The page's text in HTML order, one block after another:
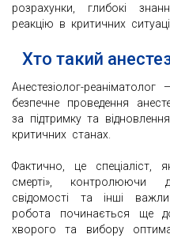
розрахунки, глибокі
реакцію в критичних
Хто такий
Анестезіолог-
безпечне проведення
за підтримку та
критичних станах.
Фактично, це спеціаліст,
смерті», контролюючи
свідомості та інші
робота починається ще
хворого та вибору